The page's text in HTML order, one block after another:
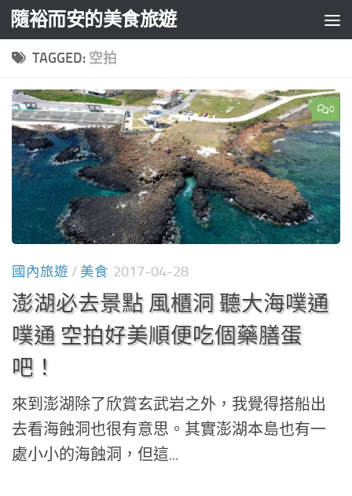
Skip to content
隨裕而安的美食旅遊
TAGGED: 空拍
0
國內旅遊 / 美食 2017-04-28
澎湖必去景點 風櫃洞 聽大海噗通
噗通 空拍好美順便吃個藥膳蛋
吧！
來到澎湖除了欣賞玄武岩之外，我覺得搭船出
去看海蝕洞也很有意思。其實澎湖本島也有一
處小小的海蝕洞，但這...